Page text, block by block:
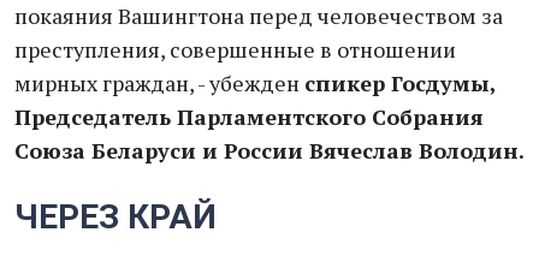
покаяния Вашингтона перед человечеством за
преступления, совершенные в отношении
мирных граждан, - убежден спикер Госдумы,
Председатель Парламентского Собрания
Союза Беларуси и России Вячеслав Володин.
ЧЕРЕЗ КРАЙ